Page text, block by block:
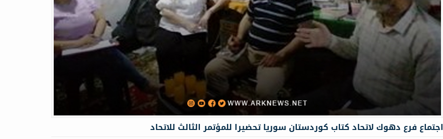
اجتماع فرع دهوك لاتحاد كتاب كوردستان سوريا تحضيرا للمؤتمر الثالث للاتحاد